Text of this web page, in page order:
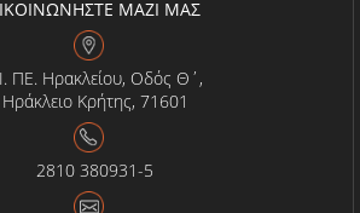
ΜΑΖΙ ΜΑΣ
ΠΕ. Ηρακλείου, Οδός Θ΄,
Ηράκλειο Κρήτης, 71601
2810 380931-5